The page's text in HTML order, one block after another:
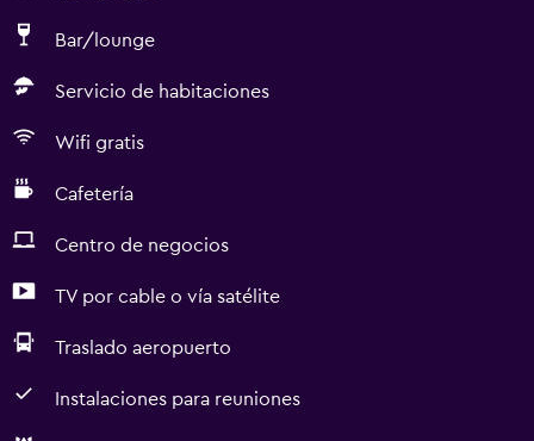
Bar/lounge
Servicio de habitaciones
Wifi gratis
Cafetería
Centro de negocios
TV por cable o vía satélite
Traslado aeropuerto
Instalaciones para reuniones